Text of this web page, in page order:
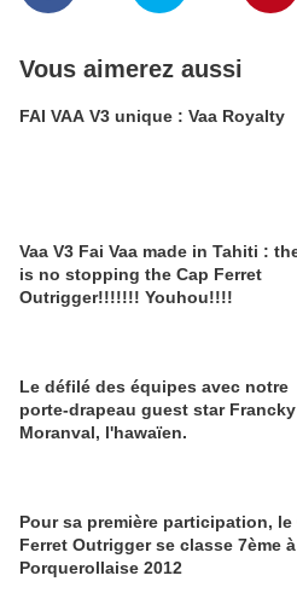
Vous aimerez aussi
FAI VAA V3 unique : Vaa Royalty
Vaa V3 Fai Vaa made in Tahiti :
is no stopping the Cap Ferret
Outrigger!!!!!!! Youhou!!!!
Le défilé des équipes avec notre
porte-drapeau guest star Francky
Moranval, l'hawaïen.
Pour sa première participation, le
Ferret Outrigger se classe 7ème
Porquerollaise 2012